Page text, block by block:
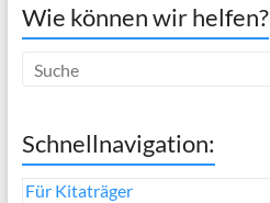
Wie können wir helfen?
Schnellnavigation:
Für Kitaträger